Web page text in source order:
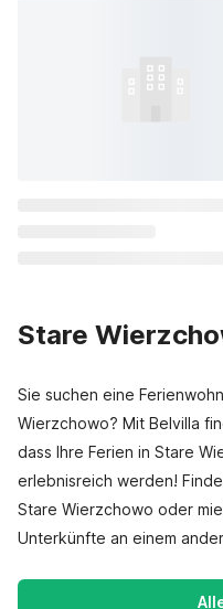
Stare
Sie suchen eine
Wierzchowo? Mit Belvilla
dass Ihre Ferien in Stare
erlebnisreich werden!
Stare Wierzchowo oder
Unterkünfte an einem